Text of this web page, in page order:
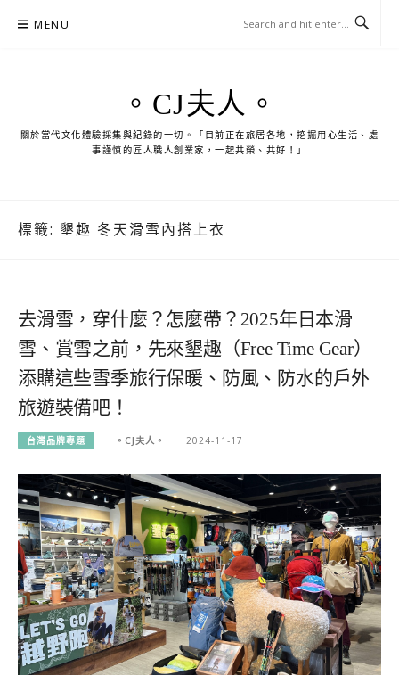
MENU
。CJ夫人。
關於當代文化體驗採集與紀錄的一切。「目前正在旅居各地，挖掘用心生活、處
事謹慎的匠人職人創業家，一起共榮、共好！」
標籤: 墾趣 冬天滑雪內搭上衣
去滑雪，穿什麼？怎麼帶？2025年日本滑
雪、賞雪之前，先來墾趣（Free Time Gear）
添購這些雪季旅行保暖、防風、防水的戶外
旅遊裝備吧！
台灣品牌專題 。CJ夫人。 2024-11-17